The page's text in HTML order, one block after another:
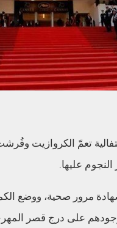
تعمّ الكروازيت
عليها.
مرور صحية، ووضع
وجودهم على درج قصر